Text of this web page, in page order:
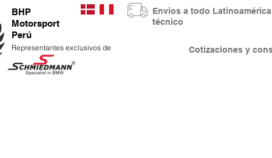
BHP
Motorsport
Perú
Representantes exclusivos de Cotizaciones y
Envios a todo
técnico